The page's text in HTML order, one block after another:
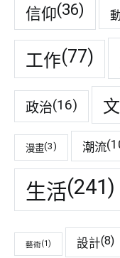
信仰(36)
工作(77)
政治(16)
漫畫(3) 潮流
生活(241)
藝術(1) 設計(8)